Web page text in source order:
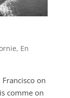
, En
on
comme on